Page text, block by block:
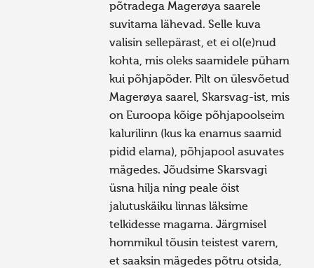
põtradega Magerøya saarele
suvitama lähevad. Selle kuva
valisin sellepärast, et ei ol(e)nud
kohta, mis oleks saamidele püham
kui põhjapõder. Pilt on ülesvõetud
Magerøya saarel, Skarsvag-ist, mis
on Euroopa kõige põhjapoolseim
kalurilinn (kus ka enamus saamid
pidid elama), põhjapool asuvates
mägedes. Jõudsime Skarsvagi
üsna hilja ning peale öist
jalutuskäiku linnas läksime
telkidesse magama. Järgmisel
hommikul tõusin teistest varem,
et saaksin mägedes põtru otsida,